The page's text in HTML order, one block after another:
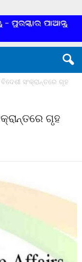
ସଂକ୍ରାନ୍ତରେ ଗୃହ
ଗୃହ